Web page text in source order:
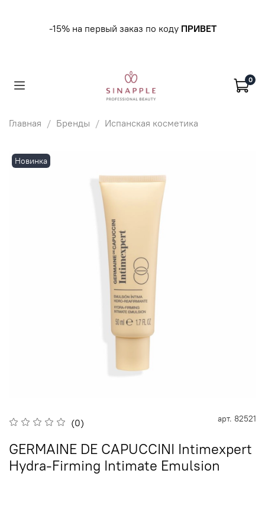
-15% на первый заказ по коду ПРИВЕТ
0
Главная Бренды Испанская косметика
Новинка
(0) арт. 82521
GERMAINE DE CAPUCCINI Intimexpert
Hydra-Firming Intimate Emulsion